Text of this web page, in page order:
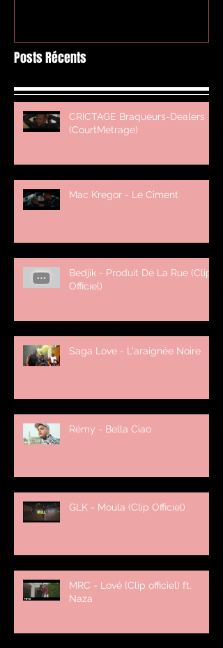
Posts Récents
CRICTAGE Braqueurs-Dealers
(CourtMetrage)
Mac Kregor - Le Ciment
Bedjik - Produit De La Rue (Clip
Officiel)
Saga Love - L'araignée Noire
Rémy - Bella Ciao
GLK - Moula (Clip Officiel)
MRC - Lové (Clip officiel) ft.
Naza